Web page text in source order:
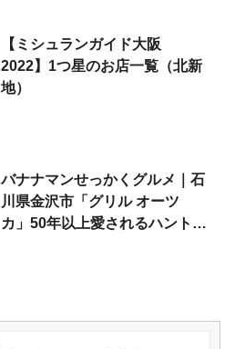
【ミシュランガイド大阪
2022】1つ星のお店一覧（北新
地）
バナナマンせっかくグルメ｜石
川県金沢市「グリル オーツ
カ」50年以上愛されるハントン